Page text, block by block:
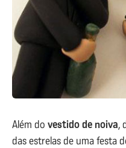
Além do vestido de noiva,
das estrelas de uma festa